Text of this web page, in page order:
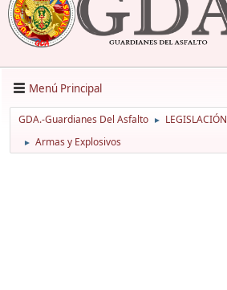
Menú Principal
GDA.-Guardianes Del Asfalto ► LEGISLACIÓN
► Armas y Explosivos